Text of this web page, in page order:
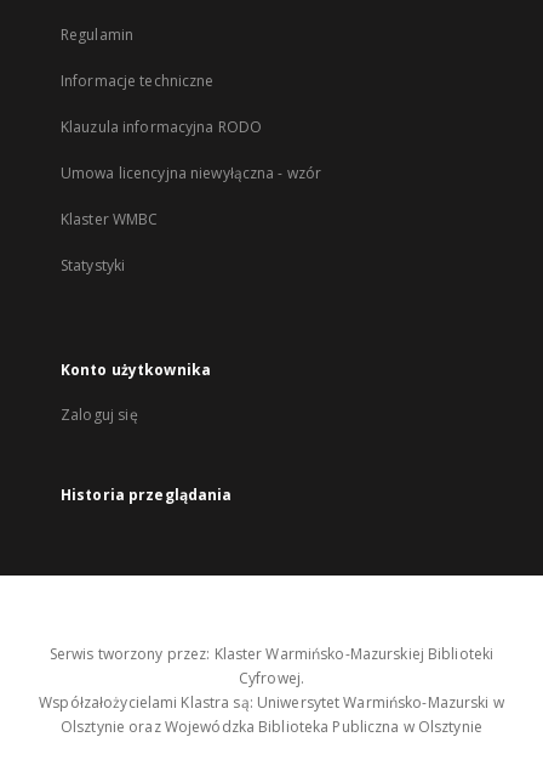
Regulamin
Informacje techniczne
Klauzula informacyjna RODO
Umowa licencyjna niewyłączna - wzór
Klaster WMBC
Statystyki
Konto użytkownika
Zaloguj się
Historia przeglądania
Serwis tworzony przez: Klaster Warmińsko-Mazurskiej Biblioteki
Cyfrowej.
Współzałożycielami Klastra są: Uniwersytet Warmińsko-Mazurski w
Olsztynie oraz Wojewódzka Biblioteka Publiczna w Olsztynie